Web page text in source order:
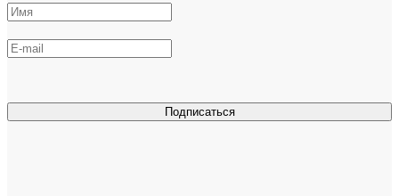
Подписаться